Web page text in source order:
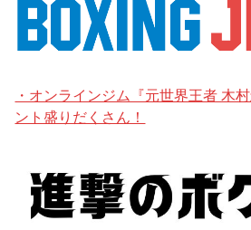
・オンラインジム『元世界王者 木
ント盛りだくさん！